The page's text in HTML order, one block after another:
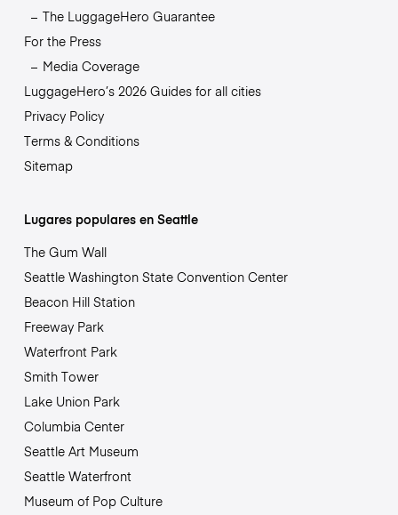
The LuggageHero Guarantee
For the Press
Media Coverage
LuggageHero’s 2026 Guides for all cities
Privacy Policy
Terms & Conditions
Sitemap
Lugares populares en Seattle
The Gum Wall
Seattle Washington State Convention Center
Beacon Hill Station
Freeway Park
Waterfront Park
Smith Tower
Lake Union Park
Columbia Center
Seattle Art Museum
Seattle Waterfront
Museum of Pop Culture